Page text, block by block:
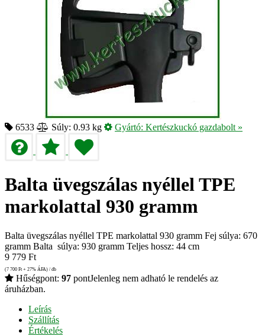
6533 Súly: 0.93 kg Gyártó: Kertészkuckó gazdabolt »
Balta üvegszálas nyéllel TPE
markolattal 930 gramm
Balta üvegszálas nyéllel TPE markolattal 930 gramm Fej súlya: 670
gramm Balta súlya: 930 gramm Teljes hossz: 44 cm
9 779 Ft
(7 700 Ft + 27% ÁFA) / db
Hűségpont: 97 pontJelenleg nem adható le rendelés az
áruházban.
Leírás
Szállítás
Értékelés